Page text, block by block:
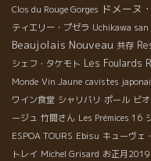
Clos du Rouge Gorges ドメーヌ
ティエリー・プゼラ Uchikawa san
Beaujolais Nouveau 共存
シェフ・タケモト Les Foulards
Monde Vin Jaune cavistes
ワイン食堂 シャリバリ ポール ビ
ージュ 竹間さん Les Prémices 16
ESPOA TOURS Ebisu キューヴェ
トレイ Michel Grisard お正月